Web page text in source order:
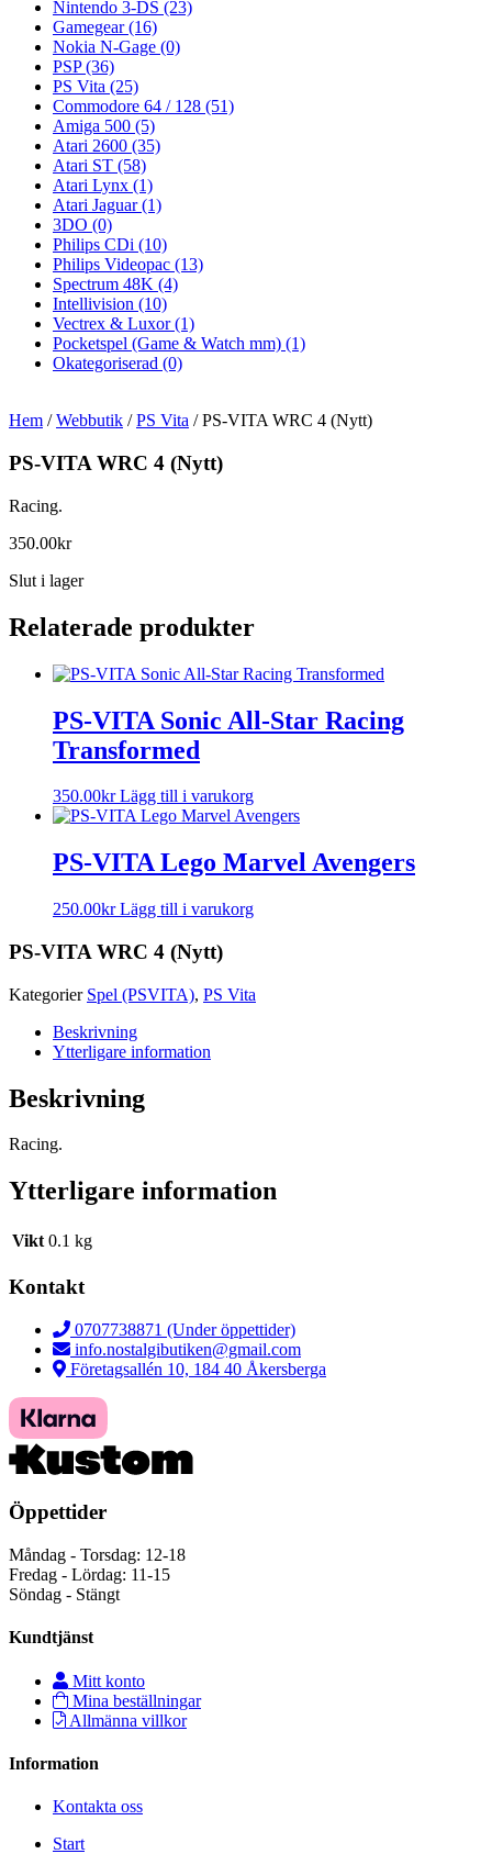
Nintendo 3-DS (23)
Gamegear(16)
Nokia N-Gage (0)
PSP(36)
PS Vita (25)
Commodore 64 / 128 (51)
Amiga 500 (5)
Atari 2600 (35)
Atari ST (58)
Atari Lynx (1)
Atari Jaguar(1)
3DO (0)
Philips CDi (10)
Philips Videopac (13)
Spectrum 48K (4)
Intellivision (10)
Vectrex & Luxor(1)
Pocketspel (Game & Watch mm) (1)
Okategoriserad (0)
Hem /Webbutik /PS Vita / PS-VITA WRC 4 (Nytt)
PS-VITA WRC 4 (Nytt)
Racing.
350.00kr
Slut i lager
Relaterade produkter
PS-VITA Sonic All-Star Racing
Transformed
350.00kr Lägg till i varukorg
PS-VITA Lego Marvel Avengers
250.00kr Lägg till i varukorg
PS-VITA WRC 4 (Nytt)
Kategorier Spel (PSVITA), PS Vita
Beskrivning
Ytterligare information
Beskrivning
Racing.
Ytterligare information
Vikt 0.1 kg
Kontakt
0707738871 (Under öppettider)
info.nostalgibutiken@gmail.com
Företagsallén 10, 184 40 Åkersberga
Öppettider
Måndag - Torsdag: 12-18
Fredag - Lördag: 11-15
Söndag - Stängt
Kundtjänst
Mitt konto
Mina beställningar
Allmänna villkor
Information
Kontakta oss
Start